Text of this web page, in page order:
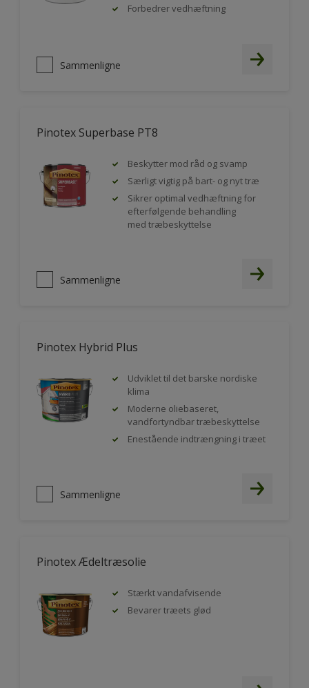
Forbedrer vedhæftning
Sammenligne
Pinotex Superbase PT8
Beskytter mod råd og svamp
Særligt vigtig på bart- og nyt træ
Sikrer optimal vedhæftning for
efterfølgende behandling
med træbeskyttelse
Sammenligne
Pinotex Hybrid Plus
Udviklet til det barske nordiske
klima
Moderne oliebaseret,
vandfortyndbar træbeskyttelse
Enestående indtrængning i træet
Sammenligne
Pinotex Ædeltræsolie
Stærkt vandafvisende
Bevarer træets glød